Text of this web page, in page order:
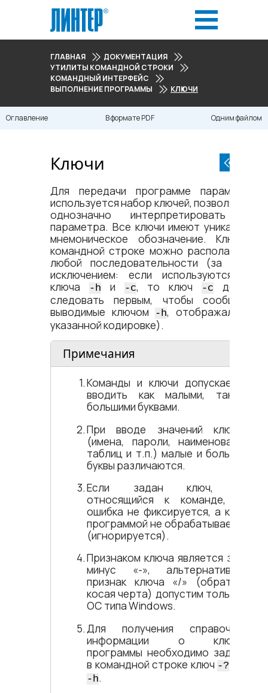
ГЛАВНАЯ
ДОКУМЕНТАЦИЯ
УТИЛИТЫ КОМАНДНОЙ СТРОКИ
КОМАНДНЫЙ ИНТЕРФЕЙС
ВЫПОЛНЕНИЕ ПРОГРАММЫ
КЛЮЧИ
Оглавление В формате PDF Одним файлом
Ключи
Для передачи программе параметров
используется набор ключей, позволяющих
однозначно интерпретировать вид
параметра. Все ключи имеют уникальное
мнемоническое обозначение. Ключи в
командной строке можно располагать в
любой последовательности (за одним
исключением: если используются оба
ключа
-h и -c, то ключ -c
должен
следовать первым, чтобы сообщения,
выводимые ключом
-h, отображались в
указанной кодировке).
Примечания
Команды и ключи допускается
вводить как малыми, так и
большими буквами.
При вводе значений ключей
(имена, пароли, наименования
таблиц и т.п.) малые и большие
буквы различаются.
Если задан ключ, не
относящийся к команде, то
ошибка не фиксируется, а ключ
программой не обрабатывается
(игнорируется).
Признаком ключа является знак
минус «-», альтернативный
признак ключа «/» (обратная
косая черта) допустим только в
ОС типа Windows.
Для получения справочной
информации о ключах
программы необходимо задать
в командной строке ключ -?
-h.